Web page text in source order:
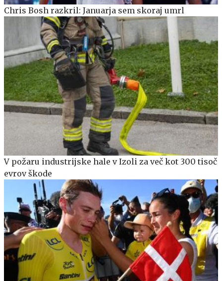
Chris Bosh razkril: Januarja sem skoraj umrl
V požaru industrijske hale v Izoli za več kot 300 tisoč
evrov škode